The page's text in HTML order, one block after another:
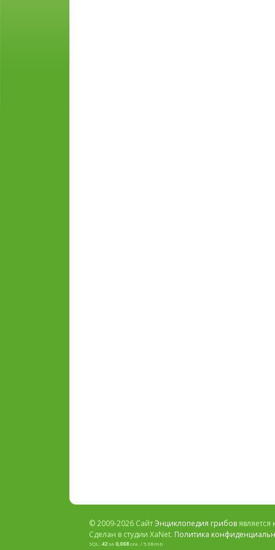
© 2009-2026 СайтЭнциклопедия грибов
Сделан в студии XaNet. Политика
SQL: 42за 0,068сек. / 5.68mb